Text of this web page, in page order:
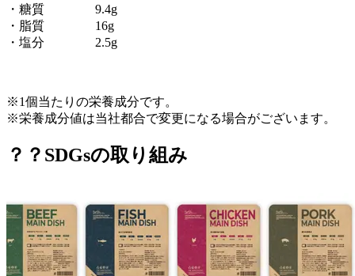
・糖質 9.4g
・脂質 16g
・塩分 2.5g
※1個当たりの栄養成分です。
※栄養成分値は当社都合で変更になる場合がございます。
？？SDGsの取り組み